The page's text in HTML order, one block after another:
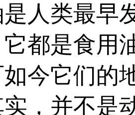
人类最早
都是食用
今它们的
，并不是